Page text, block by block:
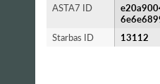
ASTA7 ID
Starbas ID
13112